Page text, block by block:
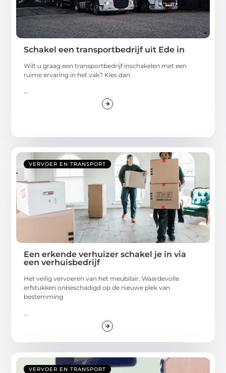
Schakel een transportbedrijf uit Ede in
Wilt u graag een transportbedrijf inschakelen met een
ruime ervaring in het vak? Kies dan
...
VERVOER EN TRANSPORT
Een erkende verhuizer schakel je in via
een verhuisbedrijf
Het veilig vervoeren van het meubilair. Waardevolle
erfstukken onbeschadigd op de nieuwe plek van
bestemming
VERVOER EN TRANSPORT